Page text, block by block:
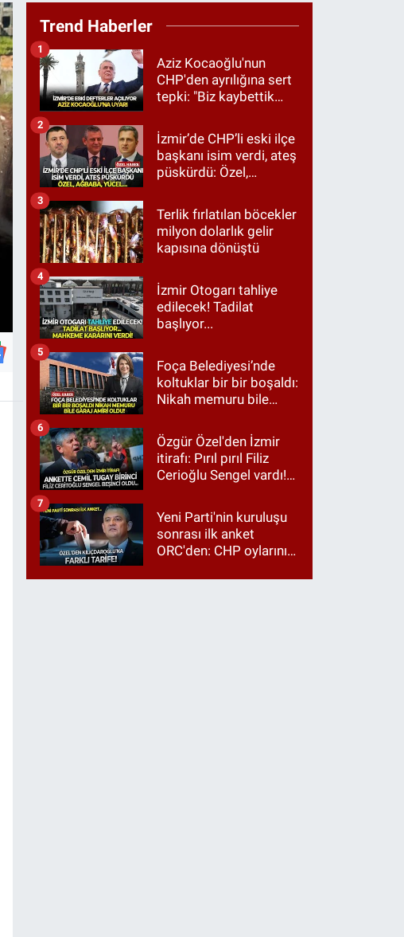
Trend Haberler
Aziz Kocaoğlu'nun
CHP'den ayrılığına sert
tepki: "Biz kaybettik
etmedik"
1
İzmir’de CHP’li eski ilçe
başkanı isim verdi, ateş
püskürdü: Özel,
2
Terlik fırlatılan böcekler
milyon dolarlık gelir
kapısına dönüştü
3
İzmir Otogarı tahliye
edilecek! Tadilat
başlıyor...
4
Foça Belediyesi’nde
koltuklar bir bir boşaldı:
Nikah memuru bile
5
Özgür Özel'den İzmir
itirafı: Pırıl pırıl Filiz
Cerioğlu Sengel vardı!
Tugay birinci çıktı
6
Yeni Parti'nin kuruluşu
sonrası ilk anket
ORC'den: CHP oylarının
üçte biri Kılıçdaroğlu'na
7